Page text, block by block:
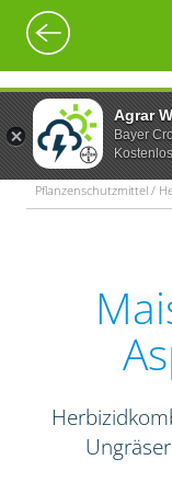
Agrar
Bayer
Pflanzenschutzmittel /